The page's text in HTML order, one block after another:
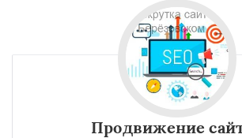
Продвижение